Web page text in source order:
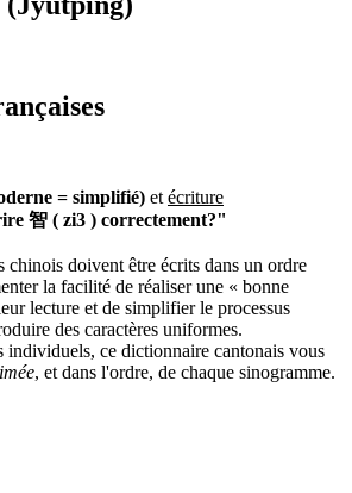
= simplifié) et écriture
智 ( zi3 ) correctement?"
chinois doivent être écrits dans un ordre
la facilité de réaliser une « bonne
lecture et de simplifier le processus
des caractères uniformes.
individuels, ce dictionnaire cantonais vous
, et dans l'ordre, de chaque sinogramme.